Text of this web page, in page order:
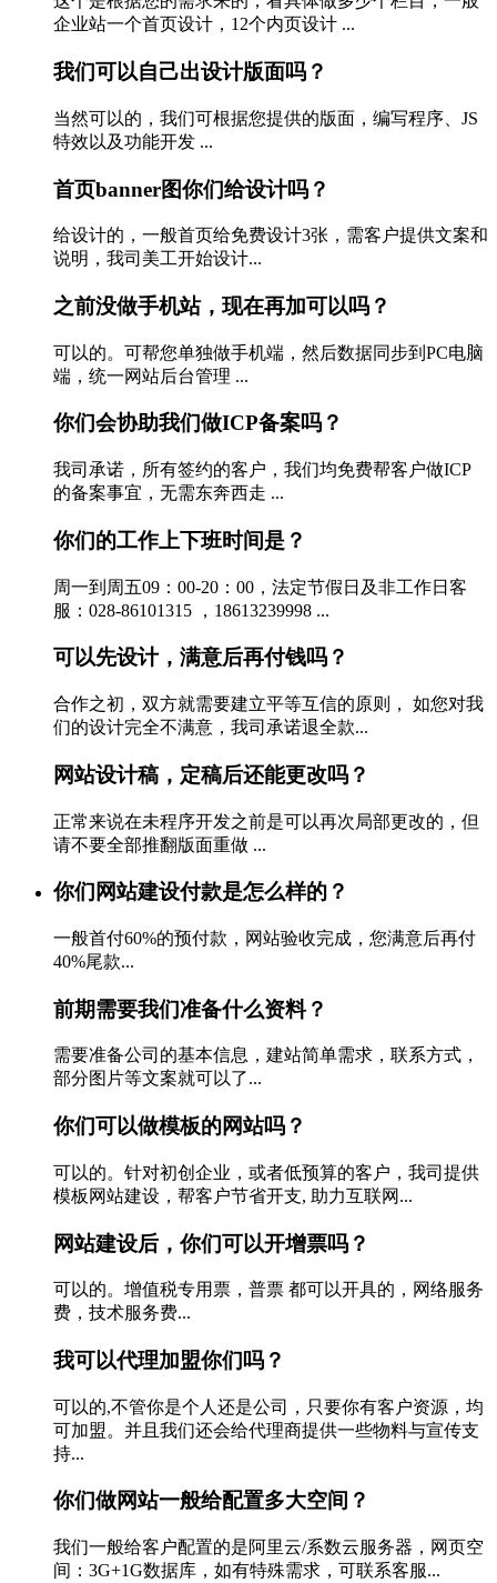
企业站一个首页设计，12个内页设计 ...
我们可以自己出设计版面吗？
当然可以的，我们可根据您提供的版面，编写程序、JS
特效以及功能开发 ...
首页banner图你们给设计吗？
给设计的，一般首页给免费设计3张，需客户提供文案和
说明，我司美工开始设计...
之前没做手机站，现在再加可以吗？
可以的。可帮您单独做手机端，然后数据同步到PC电脑
端，统一网站后台管理 ...
你们会协助我们做ICP备案吗？
我司承诺，所有签约的客户，我们均免费帮客户做ICP
的备案事宜，无需东奔西走 ...
你们的工作上下班时间是？
周一到周五09：00-20：00，法定节假日及非工作日客
服：028-86101315 ，18613239998 ...
可以先设计，满意后再付钱吗？
合作之初，双方就需要建立平等互信的原则， 如您对我
们的设计完全不满意，我司承诺退全款...
网站设计稿，定稿后还能更改吗？
正常来说在未程序开发之前是可以再次局部更改的，但
请不要全部推翻版面重做 ...
你们网站建设付款是怎么样的？
一般首付60%的预付款，网站验收完成，您满意后再付
40%尾款...
前期需要我们准备什么资料？
需要准备公司的基本信息，建站简单需求，联系方式，
部分图片等文案就可以了...
你们可以做模板的网站吗？
可以的。针对初创企业，或者低预算的客户，我司提供
模板网站建设，帮客户节省开支, 助力互联网...
网站建设后，你们可以开增票吗？
可以的。增值税专用票，普票 都可以开具的，网络服务
费，技术服务费...
我可以代理加盟你们吗？
可以的,不管你是个人还是公司，只要你有客户资源，均
可加盟。并且我们还会给代理商提供一些物料与宣传支
持...
你们做网站一般给配置多大空间？
我们一般给客户配置的是阿里云/系数云服务器，网页空
间：3G+1G数据库，如有特殊需求，可联系客服...